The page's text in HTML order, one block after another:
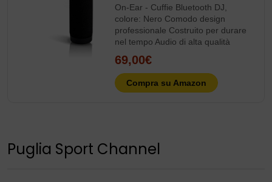
On-Ear - Cuffie Bluetooth DJ,
colore: Nero Comodo design
professionale Costruito per durare
nel tempo Audio di alta qualità
69,00€
Compra su Amazon
Puglia Sport Channel